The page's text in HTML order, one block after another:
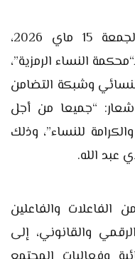
احتضنت مدينة مراكش، يوم الجمعة 15 ماي 2026،
النساء الرمزية”،
وشبكة التضامن
“جميعا من أجل
للنساء”، وذلك
عبد الله.
والفاعلين
والقانوني، إلى